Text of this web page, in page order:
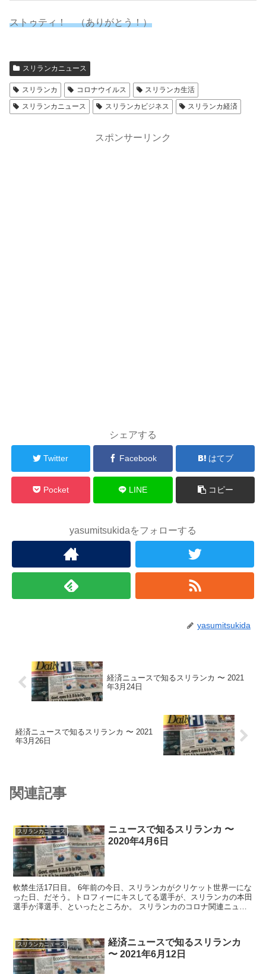
ストゥティ！ （ありがとう！）
スリランカニュース
スリランカ コロナウイルス
スリランカ生活
スリランカニュース
スリランカビジネス スリランカ経済
スポンサーリンク
シェアする
Twitter Facebook はてブ
Pocket LINE コピー
yasumitsukidaをフォローする
yasumitsukida
経済ニュースで知るスリランカ 〜 2021
年3月24日
経済ニュースで知るスリランカ 〜 2021
年3月26日
関連記事
スリランカニュース
ニュースで知るスリランカ 〜
2020年4月6日
軟禁生活17日目。 6年前の今日、スリランカがクリケット世界一にな
った日、だそう。トロフィーにキスしてる選手が、スリランカの本田
選手か澤選手、といったところか。 スリランカのコロナ関連ニュー
スリランカニュース
経済ニュースで知るスリランカ
〜 2021年6月12日